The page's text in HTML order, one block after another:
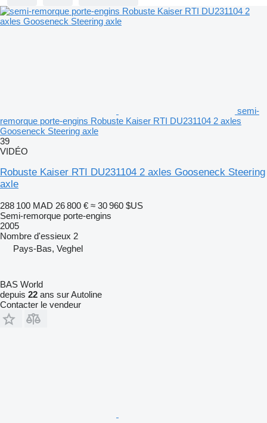
semi-
remorque porte-engins Robuste Kaiser RTI DU231104 2 axles
Gooseneck Steering axle
39
VIDÉO
Robuste Kaiser RTI DU231104 2 axles Gooseneck Steering
axle
288 100 MAD 26 800 € ≈ 30 960 $US
Semi-remorque porte-engins
2005
Nombre d'essieux 2
Pays-Bas, Veghel
BAS World
depuis 22 ans sur Autoline
Contacter le vendeur